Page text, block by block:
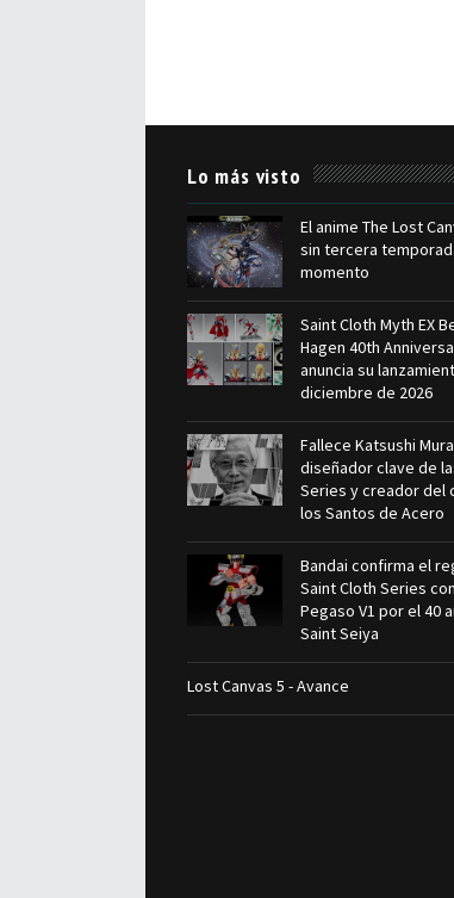
Lo más visto
El anime The Lost
sin tercera
momento
Saint Cloth Myth EX
Hagen 40th
anuncia su
diciembre de 2026
Fallece Katsushi
diseñador clave de
Series y creador del
los Santos de Acero
Bandai confirma el
Saint Cloth Series
Pegaso V1 por el 40
Saint Seiya
Lost Canvas 5 - Avance